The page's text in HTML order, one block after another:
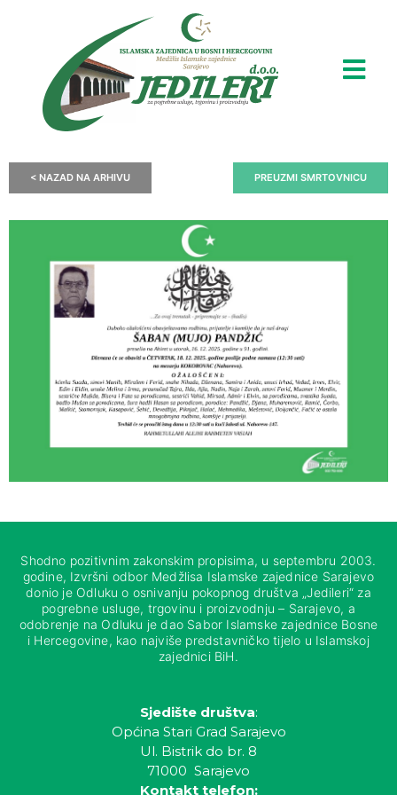
< NAZAD NA ARHIVU PREUZMI SMRTOVNICU
Shodno pozitivnim zakonskim propisima, u septembru 2003.
godine, Izvršni odbor Medžlisa Islamske zajednice Sarajevo
donio je Odluku o osnivanju pokopnog društva „Jedileri“ za
pogrebne usluge, trgovinu i proizvodnju – Sarajevo, a
odobrenje na Odluku je dao Sabor Islamske zajednice Bosne
i Hercegovine, kao najviše predstavničko tijelo u Islamskoj
zajednici BiH.
Sjedište društva:
Općina Stari Grad Sarajevo
Ul. Bistrik do br. 8
71000 Sarajevo
Kontakt telefon: